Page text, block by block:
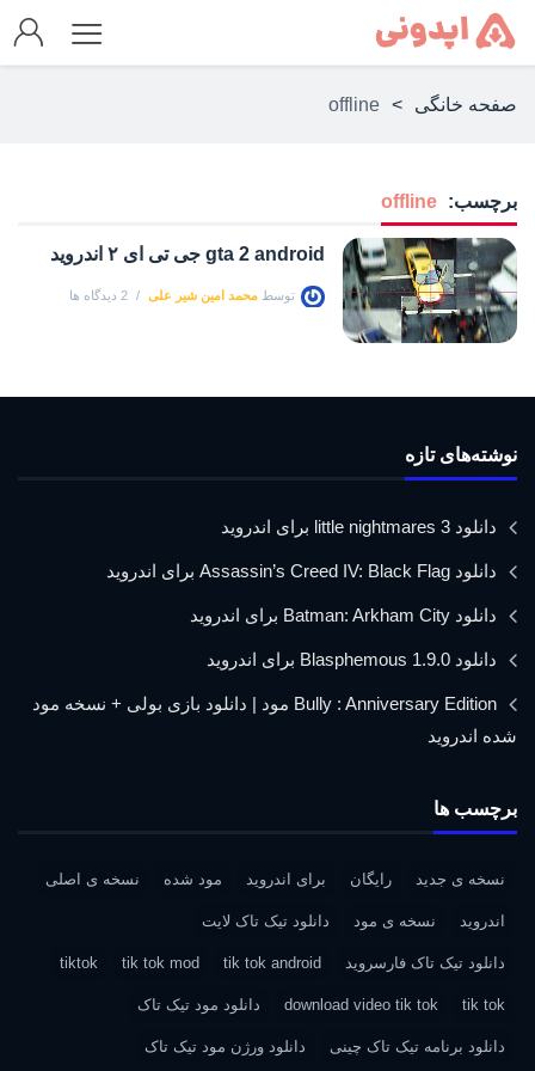
صفحه خانگی >
offline
برچسب: offline
gta 2 android جی تی ای ۲ اندروید
توسط محمد امین شیر علی 2 دیدگاه ها
نوشته‌های تازه
دانلود little nightmares 3 برای اندروید
دانلود Assassin’s Creed IV: Black Flag برای اندروید
دانلود Batman: Arkham City برای اندروید
دانلود Blasphemous 1.9.0 برای اندروید
Bully : Anniversary Edition مود | دانلود بازی بولی + نسخه مود
شده اندروید
برچسب ها
نسخه ی جدید رایگان برای اندروید مود شده نسخه ی اصلی
اندروید نسخه ی مود دانلود تیک تاک لایت
دانلود تیک تاک فارسروید tik tok android
tik tok mod
tiktok
tik tok
download video tik tok دانلود مود تیک تاک
دانلود برنامه تیک تاک چینی دانلود ورژن مود تیک تاک